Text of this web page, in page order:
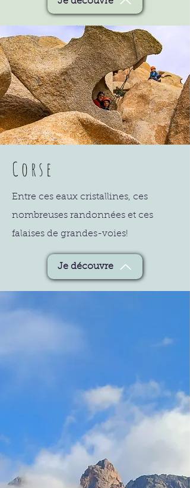
Corse
Entre ces eaux cristallines, ces
nombreuses randonnées et ces
falaises de grandes-voies!
Je découvre